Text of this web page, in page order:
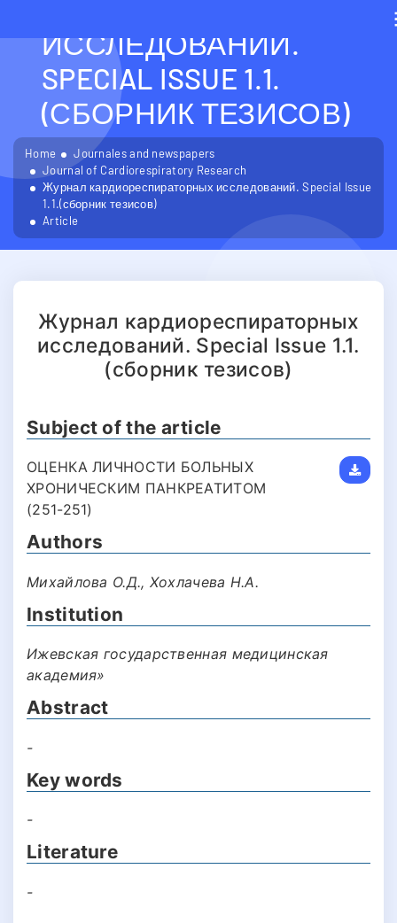
ИССЛЕДОВАНИЙ.
SPECIAL ISSUE 1.1.
(СБОРНИК ТЕЗИСОВ)
Home
Journales and newspapers
Journal of Cardiorespiratory Research
Журнал кардиореспираторных исследований. Special Issue
1.1.(сборник тезисов)
Article
Журнал кардиореспираторных
исследований. Special Issue 1.1.
(сборник тезисов)
Subject of the article
ОЦЕНКА ЛИЧНОСТИ БОЛЬНЫХ
ХРОНИЧЕСКИМ ПАНКРЕАТИТОМ
(251-251)
Authors
Михайлова О.Д., Хохлачева Н.А.
Institution
Ижевская государственная медицинская
академия»
Abstract
-
Key words
-
Literature
-